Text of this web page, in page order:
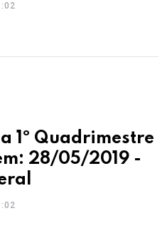
1º Quadrimestre
28/05/2019 -